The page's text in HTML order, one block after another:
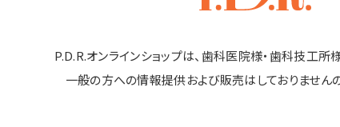
P.D.R.オンラインショップは、歯科医院様・歯科技工所
一般の方への情報提供および販売はしておりませんの
下顎用・1個
L（69×55m